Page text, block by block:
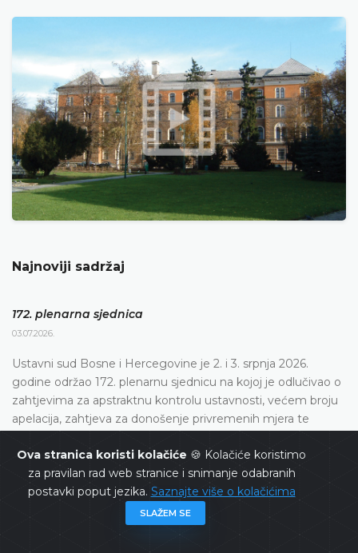
Ova stranica koristi kolačiće 🍪 Kolačiće koristimo
za pravilan rad web stranice i snimanje odabranih
postavki poput jezika. Saznajte više o kolačićima
SLAŽEM SE
Najnoviji sadržaj
172. plenarna sjednica
03.07.2026.
Ustavni sud Bosne i Hercegovine je 2. i 3. srpnja 2026.
godine održao 172. plenarnu sjednicu na kojoj je odlučivao o
zahtjevima za apstraktnu kontrolu ustavnosti, većem broju
apelacija, zahtjeva za donošenje privremenih mjera te
Dnevni red 172. plenarne sjednice